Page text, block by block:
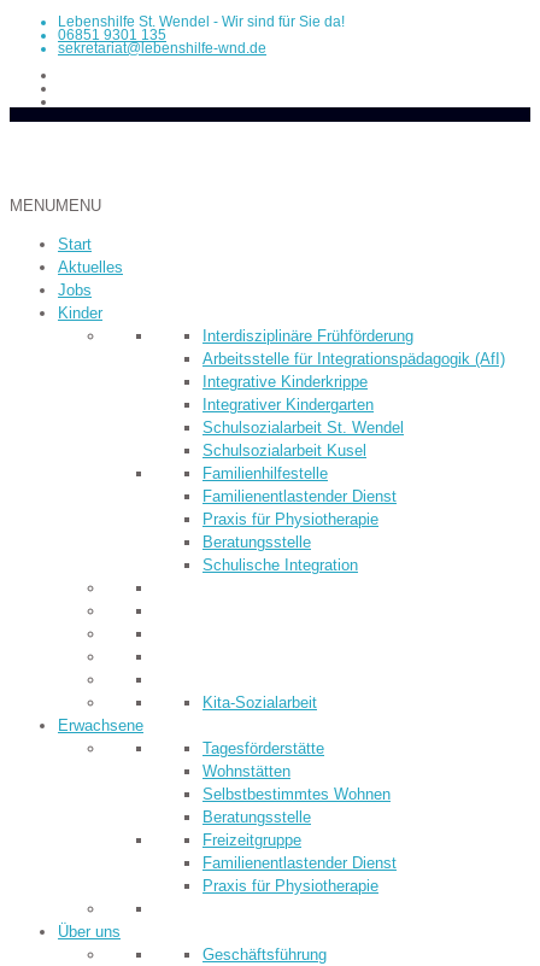
Lebenshilfe St. Wendel - Wir sind für Sie da!
06851 9301 135
sekretariat@lebenshilfe-wnd.de
MENUMENU
Start
Aktuelles
Jobs
Kinder
Inter­dis­ziplinäre Früh­­förderung
Arbeitsstelle für Integrationspädagogik (AfI)
Integrative Kinderkrippe
Integrativer Kindergarten
Schulsozialarbeit St. Wendel
Schulsozialarbeit Kusel
Familienhilfestelle
Familienentlastender Dienst
Praxis für Physiotherapie
Beratungsstelle
Schulische Integration
Kita-Sozialarbeit
Erwachsene
Tagesförderstätte
Wohnstätten
Selbstbestimmtes Wohnen
Beratungsstelle
Freizeitgruppe
Familienentlastender Dienst
Praxis für Physiotherapie
Über uns
Geschäftsführung